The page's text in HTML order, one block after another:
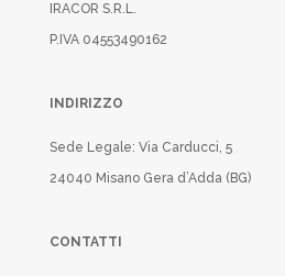
IRACOR S.R.L.
P.IVA 04553490162
INDIRIZZO
Sede Legale: Via Carducci, 5
24040 Misano Gera d’Adda (BG)
CONTATTI